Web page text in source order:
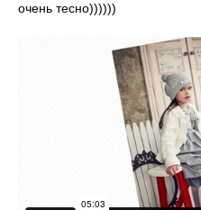
очень тесно))))))